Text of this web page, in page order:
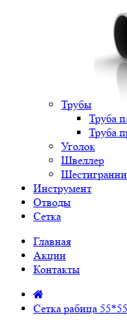
Трубы
Труба
Труба
Уголок
Швеллер
Инструмент
Отводы
Сетка
Главная
Акции
Контакты
Сетка рабица